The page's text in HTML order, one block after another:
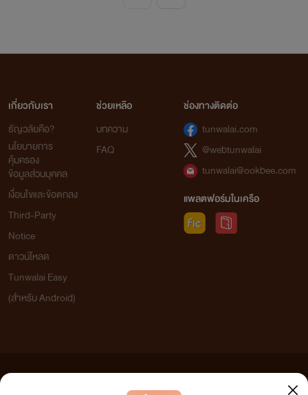
เกี่ยวกับเรา
ธัญวลัยคือ?
นโยบายการ
คุ้มครอง
ข้อมูลส่วนบุคคล
เงื่อนไขและข้อตกลง
Third-Party
Notice
ดาวน์โหลด
Tunwalai Easy
(สำหรับ Android)
ช่วยเหลือ
บทความ
FAQ
ช่องทางติดต่อ
tunwalai.com
@webtunwalai
tunwalai@ookbee.com
แพลตฟอร์มในเครือ